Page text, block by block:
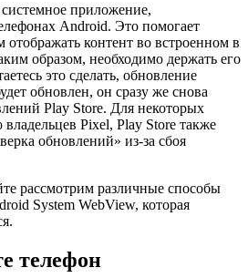
приложение,
Android. Это помогает
контент во встроенном в
образом, необходимо держать его
это сделать, обновление
обновлен, он сразу же снова
Play Store. Для некоторых
владельцев Pixel, Play Store также
обновлений» из-за сбоя
рассмотрим различные способы
System WebView, которая
телефон